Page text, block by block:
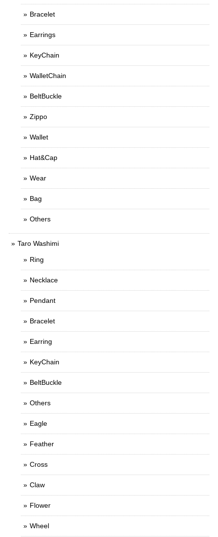
Bracelet
Earrings
KeyChain
WalletChain
BeltBuckle
Zippo
Wallet
Hat&Cap
Wear
Bag
Others
Taro Washimi
Ring
Necklace
Pendant
Bracelet
Earring
KeyChain
BeltBuckle
Others
Eagle
Feather
Cross
Claw
Flower
Wheel